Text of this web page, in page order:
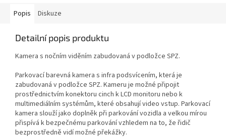
Popis Diskuze
Detailní popis produktu
Kamera s nočním viděním zabudovaná v podložce SPZ.
Parkovací barevná kamera s infra podsvícením, která je
zabudovaná v podložce SPZ. Kameru je možné připojit
prostřednictvím konektoru cinch k LCD monitoru nebo k
multimediálním systémům, které obsahují video vstup. Parkovací
kamera slouží jako doplněk při parkování vozidla a velkou mírou
přispívá k bezpečnému parkování vzhledem na to, že řidič
bezprostředně vidí možné překážky.